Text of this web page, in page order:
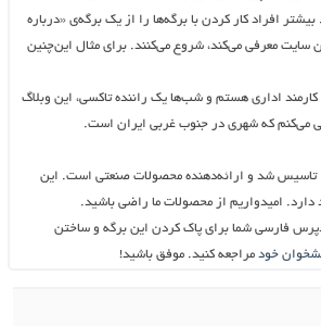
افراد کار کردن با برگه‌ها را از یک برگه‌ی «درباره
سایت معرفی می‌کند، شروع می‌کنند. برای مثال این‌چنین
اداری هستم و شب‌ها یک راننده تاکسی، این وبلاگ
می‌کنم که شهری در جنوب غربی ایران است.
شرکت XYZ در سال ۱۳۶۵ تاسیس شد و ارائه‌دهنده محصولات صنعتی است. این
فارسی شما برای پاک کردن این برگه و ساختن
خودمراجعه کنید. موفق باشید!